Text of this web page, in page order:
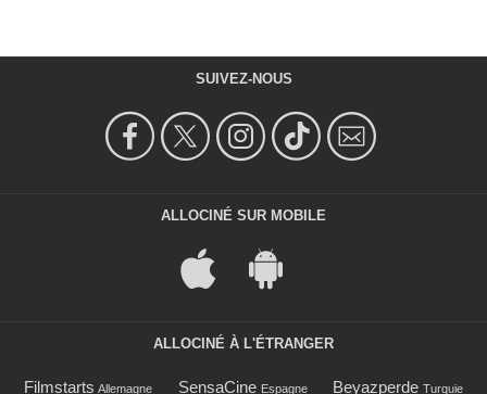
SUIVEZ-NOUS
ALLOCINÉ SUR MOBILE
ALLOCINÉ À L'ÉTRANGER
Filmstarts Allemagne SensaCine Espagne Beyazperde Turquie